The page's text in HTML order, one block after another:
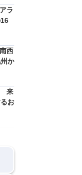
8
ラ
西
か
) 来
お